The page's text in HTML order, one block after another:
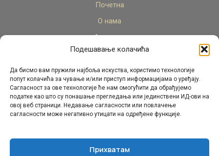
Подешавање колачића
Да бисмо вам пружили најбоља искуства, користимо технологије
попут колачића за чување и/или приступ информацијама о уређају.
Сагласност за ове технологије ће нам омогућити да обрађујемо
податке као што су понашање прегледања или јединствени ИД-ови на
овој веб страници. Недавање сагласности или повлачење
сагласности може негативно утицати на одређене функције.
Прихватам
Почетна
О нама
Актуелно
Стручни кадар
Пројекти
Архива
Контакт